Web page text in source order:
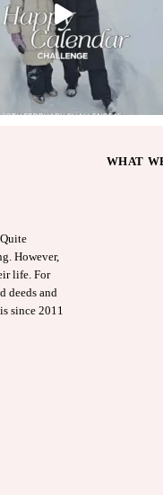
However,
life. For
deeds and
since 2011
WHAT